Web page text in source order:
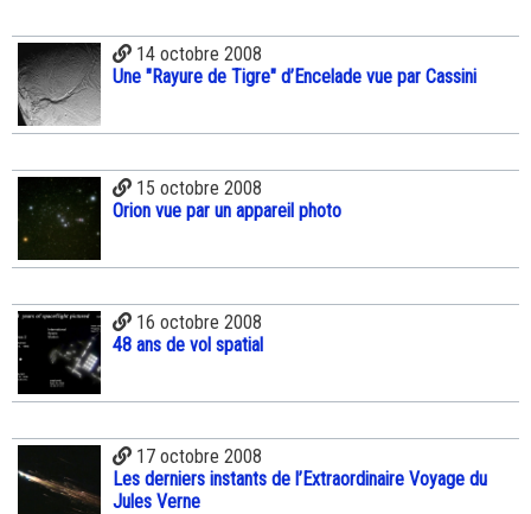
14 octobre 2008
Une "Rayure de Tigre" d’Encelade vue par Cassini
15 octobre 2008
Orion vue par un appareil photo
16 octobre 2008
48 ans de vol spatial
17 octobre 2008
Les derniers instants de l’Extraordinaire Voyage du
Jules Verne